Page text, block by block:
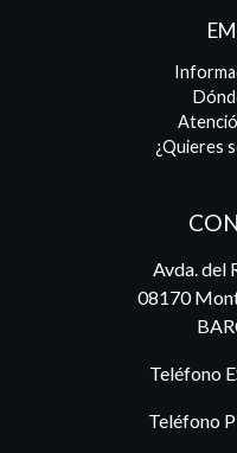
¿Quieres
Avda. del
08170
Teléfono
Teléfono